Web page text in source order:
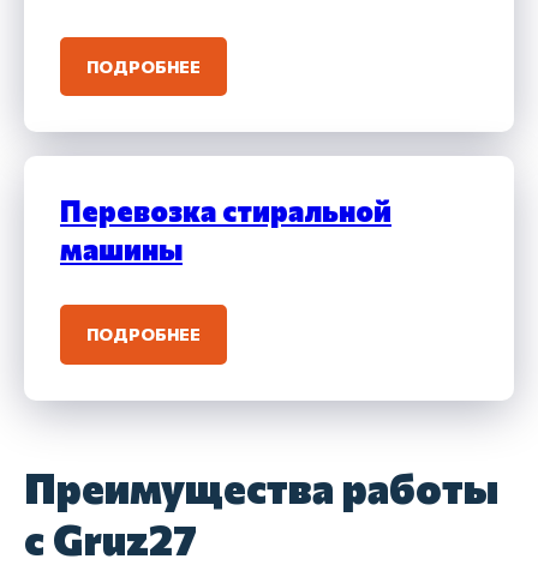
ПОДРОБНЕЕ
Перевозка стиральной
машины
ПОДРОБНЕЕ
Преимущества работы
с Gruz27